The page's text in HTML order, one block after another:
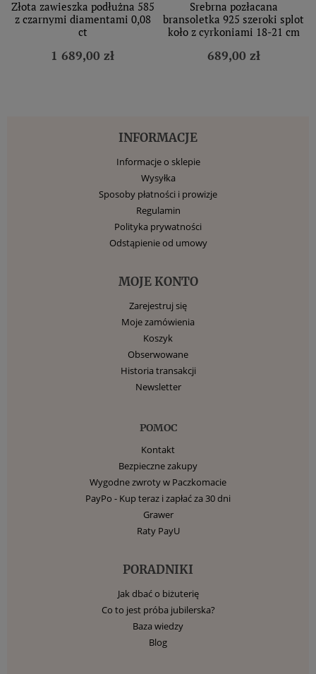
Złota zawieszka podłużna 585
z czarnymi diamentami 0,08
ct
1 689,00 zł
Srebrna pozłacana
bransoletka 925 szeroki splot
koło z cyrkoniami 18-21 cm
689,00 zł
INFORMACJE
Informacje o sklepie
Wysyłka
Sposoby płatności i prowizje
Regulamin
Polityka prywatności
Odstąpienie od umowy
MOJE KONTO
Zarejestruj się
Moje zamówienia
Koszyk
Obserwowane
Historia transakcji
Newsletter
POMOC
Kontakt
Bezpieczne zakupy
Wygodne zwroty w Paczkomacie
PayPo - Kup teraz i zapłać za 30 dni
Grawer
Raty PayU
PORADNIKI
Jak dbać o biżuterię
Co to jest próba jubilerska?
Baza wiedzy
Blog